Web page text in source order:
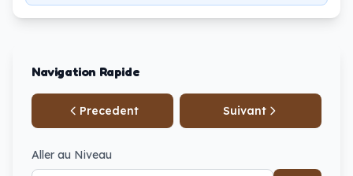
Navigation Rapide
Precedent Suivant
Aller au Niveau